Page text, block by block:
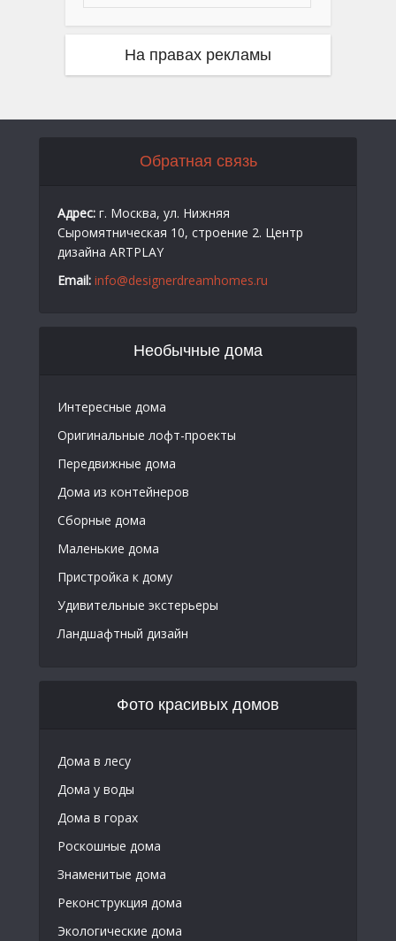
На правах рекламы
Обратная связь
Адрес: г. Москва, ул. Нижняя
Сыромятническая 10, строение 2. Центр
дизайна ARTPLAY
Email: info@designerdreamhomes.ru
Необычные дома
Интересные дома
Оригинальные лофт-проекты
Передвижные дома
Дома из контейнеров
Сборные дома
Маленькие дома
Пристройка к дому
Удивительные экстерьеры
Ландшафтный дизайн
Фото красивых домов
Дома в лесу
Дома у воды
Дома в горах
Роскошные дома
Знаменитые дома
Реконструкция дома
Экологические дома